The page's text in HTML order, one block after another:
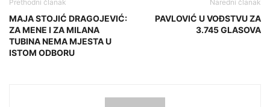
Prethodni članak
MAJA STOJIĆ DRAGOJEVIĆ:
ZA MENE I ZA MILANA
TUBINA NEMA MJESTA U
ISTOM ODBORU
Naredni članak
PAVLOVIĆ U VOĐSTVU ZA
3.745 GLASOVA